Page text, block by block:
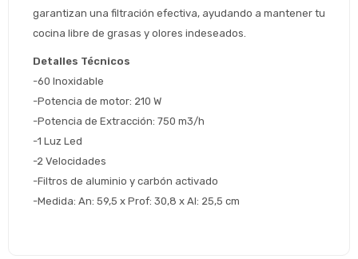
garantizan una filtración efectiva, ayudando a mantener tu
cocina libre de grasas y olores indeseados.
Detalles Técnicos
-60 Inoxidable
-Potencia de motor: 210 W
-Potencia de Extracción: 750 m3/h
-1 Luz Led
-2 Velocidades
-Filtros de aluminio y carbón activado
-Medida: An: 59,5 x Prof: 30,8 x Al: 25,5 cm
Día
Volver al inicio
Elegí tus productos preferidos
Seleccioná Pago Después como metodo
el inconveniente, por cualquier duda
contactanos en
preguntas@pagodespues.com.uy
Por favor intenta nuevamente mas tarde.